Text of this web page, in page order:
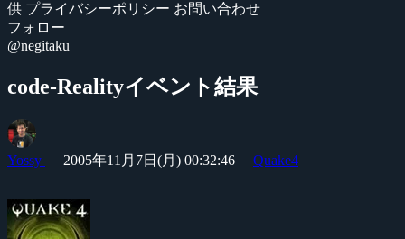
供 プライバシーポリシー お問い合わせ
フォロー
@negitaku
code-Realityイベント結果
Yossy 2005年11月7日(月) 00:32:46 Quake4